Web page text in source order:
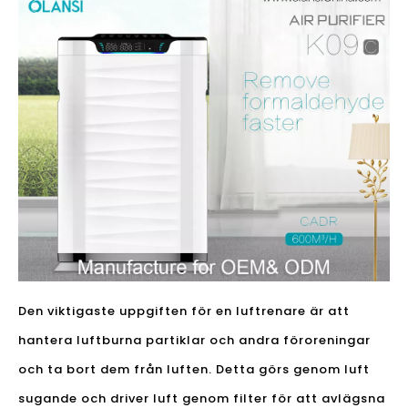
Den viktigaste uppgiften för en luftrenare är att
hantera luftburna partiklar och andra föroreningar
och ta bort dem från luften. Detta görs genom luft
sugande och driver luft genom filter för att avlägsna